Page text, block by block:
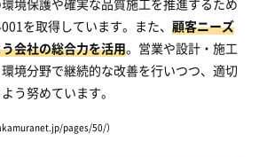
境保護や確実な品質施工を推進するため
を取得しています。また、 顧客ニーズ
会社の総合力を活用。営業や設計・施工
境分野で継続的な改善を行いつつ、適切
う努めています。
pages/50/）